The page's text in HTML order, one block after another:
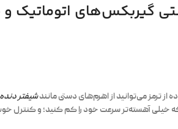
گیربکس‌های اتوماتیک
ترمز می‌توانید از اهرم‌های دستی مانندشیفتر دنده
آهسته‌تر سرعت خود را کم کنید؛ و کنترل